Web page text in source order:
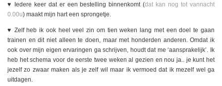
♥️ Iedere keer dat er een bestelling binnenkomt (dat kan nog tot vannacht
0.00u) maakt mijn hart een sprongetje.
♥️ Zelf heb ik ook heel veel zin om tien weken lang met een doel te gaan
trainen en dit niet alleen te doen, maar met honderden anderen. Omdat ik
ook over mijn eigen ervaringen ga schrijven, houdt dat me ‘aansprakelijk’. Ik
heb het schema voor de eerste twee weken al gezien en nou ja.. je kunt het
jezelf zo zwaar maken als je zelf wil maar ik vermoed dat ik mezelf wel ga
uitdagen.